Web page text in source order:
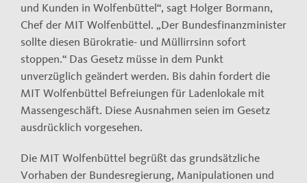
und Kunden in Wolfenbüttel“, sagt Holger Bormann,
Chef der MIT Wolfenbüttel. „Der Bundesfinanzminister
sollte diesen Bürokratie- und Müllirrsinn sofort
stoppen.“ Das Gesetz müsse in dem Punkt
unverzüglich geändert werden. Bis dahin fordert die
MIT Wolfenbüttel Befreiungen für Ladenlokale mit
Massengeschäft. Diese Ausnahmen seien im Gesetz
ausdrücklich vorgesehen.
Die MIT Wolfenbüttel begrüßt das grundsätzliche
Vorhaben der Bundesregierung, Manipulationen und